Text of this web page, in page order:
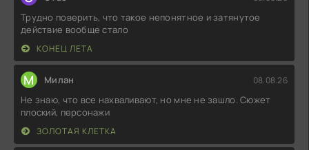
Трудно поверить, что такое непонятное и затянутое
действие вообще стало
КОНЕЦ ЛЕТА
М Милан 08.08.26
Не знаю, что все нахваливают, но мне не зашло. Сюжет
плоский, персонажи
ЗОЛОТАЯ КЛЕТКА